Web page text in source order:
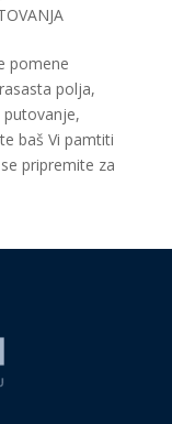
pomene
polja,
baš Vi pamtiti
pripremite za